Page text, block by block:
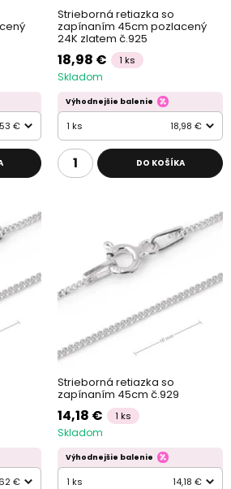
€
Strieborná retiazka so
zapínaním 45cm pozlacený
24K zlatem č.925
18,98 € 1 ks
Skladom
Výhodnejšie balenie
1 ks 18,98 €
DO KOŠÍKA
€
Strieborná retiazka so
zapínaním 45cm č.929
14,18 € 1 ks
Skladom
Výhodnejšie balenie
1 ks 14,18 €